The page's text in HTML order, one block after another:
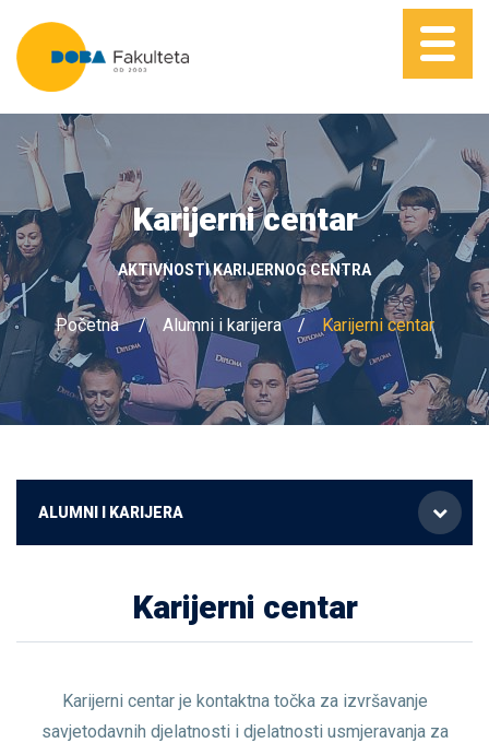
Karijerni centar
AKTIVNOSTI KARIJERNOG CENTRA
Početna Alumni i karijera Karijerni centar
ALUMNI I KARIJERA
Karijerni centar
Karijerni centar je kontaktna točka za izvršavanje
savjetodavnih djelatnosti i djelatnosti usmjeravanja za